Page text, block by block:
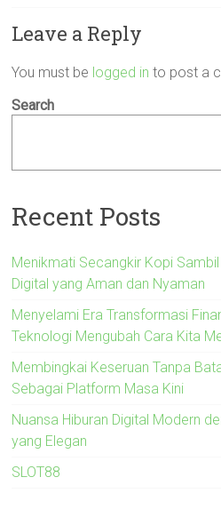
Leave a Reply
You must be logged in to post a
Search
Recent Posts
Menikmati Secangkir Kopi Sambil
Digital yang Aman dan Nyaman
Menyelami Era Transformasi
Teknologi Mengubah Cara Kita
Membingkai Keseruan Tanpa
Sebagai Platform Masa Kini
Nuansa Hiburan Digital Modern
yang Elegan
SLOT88